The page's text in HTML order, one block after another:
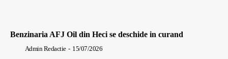
Benzinaria AFJ Oil din Heci se deschide in curand
Admin Redactie - 15/07/2026